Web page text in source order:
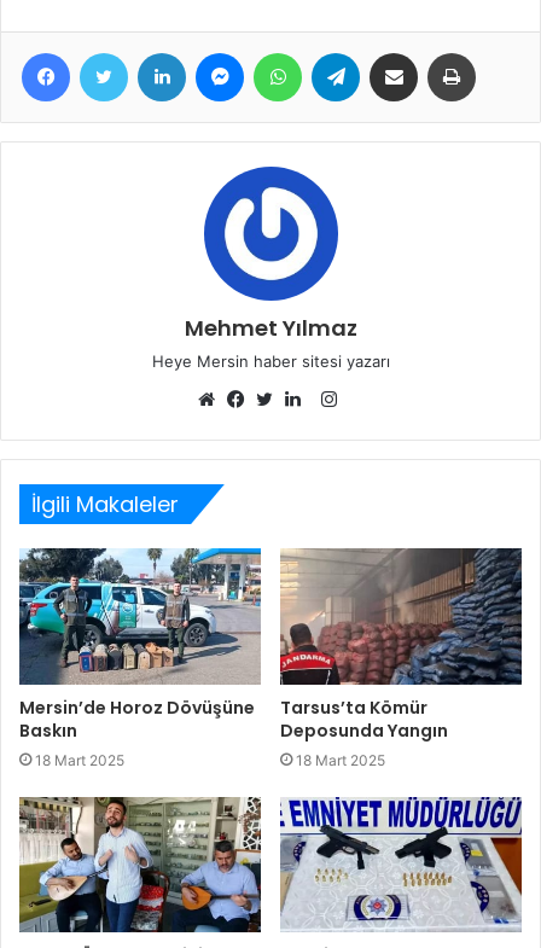
FacebookTwitter LinkedIn MessengerWhatsAppTelegram E-Posta ile paylaş
Mehmet Yılmaz
Heye Mersin haber sitesi yazarı
sitesi
Instagram
İlgili Makaleler
Mersin’de Horoz Dövüşüne
Baskın
18 Mart 2025
Tarsus’ta Kömür
Deposunda Yangın
18 Mart 2025